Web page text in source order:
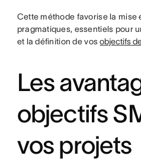
Cette méthode favorise la mise
pragmatiques, essentiels pour
et la définition de vosobjectifs
Les
objectifs
vos projets